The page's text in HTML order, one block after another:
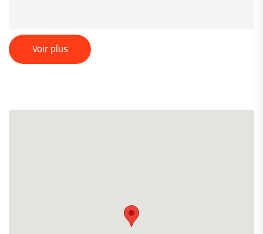
Voir plus